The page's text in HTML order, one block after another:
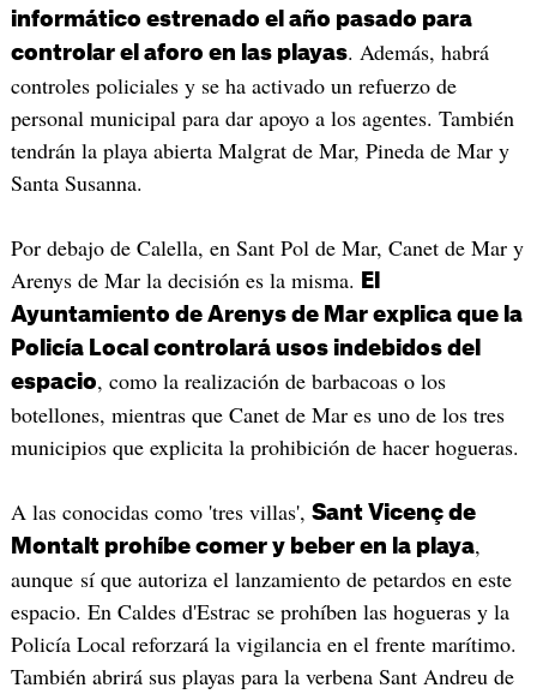
informático estrenado el año pasado para
controlar el aforo en las playas. Además, habrá
controles policiales y se ha activado un refuerzo de
personal municipal para dar apoyo a los agentes. También
tendrán la playa abierta Malgrat de Mar, Pineda de Mar y
Santa Susanna.
Por debajo de Calella, en Sant Pol de Mar, Canet de Mar y
Arenys de Mar la decisión es la misma.
El
Ayuntamiento de Arenys de Mar explica que la
Policía Local controlará usos indebidos del
espacio, como la realización de barbacoas o los
botellones, mientras que Canet de Mar es uno de los tres
municipios que explicita la prohibición de hacer hogueras.
A las conocidas como 'tres villas', Sant Vicenç de
Montalt prohíbe comer y beber en la playa,
aunque sí que autoriza el lanzamiento de petardos en este
espacio. En Caldes d'Estrac se prohíben las hogueras y la
Policía Local reforzará la vigilancia en el frente marítimo.
También abrirá sus playas para la verbena Sant Andreu de